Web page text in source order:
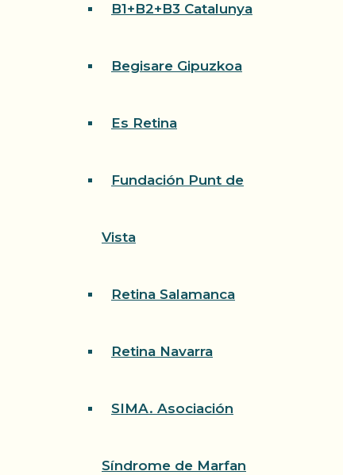
B1+B2+B3 Catalunya
Begisare Gipuzkoa
Es Retina
Fundación Punt de
Vista
Retina Salamanca
Retina Navarra
SIMA. Asociación
Síndrome de Marfan